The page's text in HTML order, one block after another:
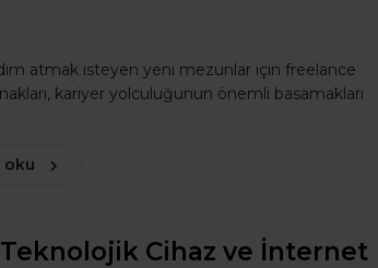
atmak isteyen yeni mezunlar için freelance
kariyer yolculuğunun önemli basamakları
oku
Cihaz ve İnternet